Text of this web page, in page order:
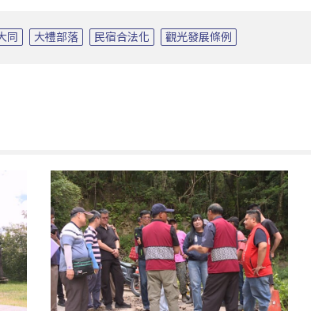
同 大禮部落 民宿合法化 觀光發展條例